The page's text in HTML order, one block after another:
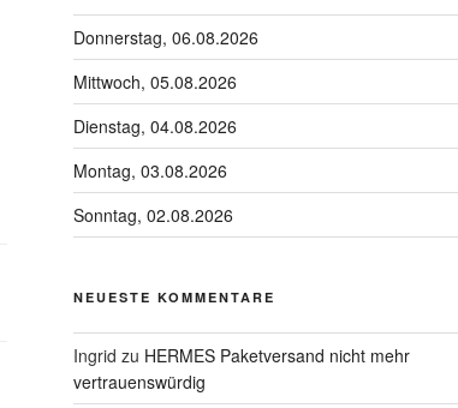
Donnerstag, 06.08.2026
Mittwoch, 05.08.2026
Dienstag, 04.08.2026
Montag, 03.08.2026
Sonntag, 02.08.2026
NEUESTE KOMMENTARE
Ingrid zu HERMES Paketversand nicht mehr
vertrauenswürdig